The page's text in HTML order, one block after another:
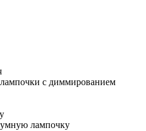
с диммированием
лампочку